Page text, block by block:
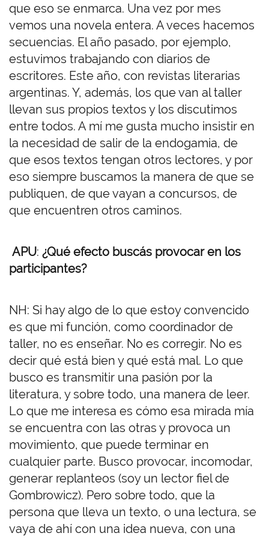
que eso se enmarca. Una vez por mes
vemos una novela entera. A veces hacemos
secuencias. El año pasado, por ejemplo,
estuvimos trabajando con diarios de
escritores. Este año, con revistas literarias
argentinas. Y, además, los que van al taller
llevan sus propios textos y los discutimos
entre todos. A mí me gusta mucho insistir en
la necesidad de salir de la endogamia, de
que esos textos tengan otros lectores, y por
eso siempre buscamos la manera de que se
publiquen, de que vayan a concursos, de
que encuentren otros caminos.
APU: ¿Qué efecto buscás provocar en los
participantes?
NH: Si hay algo de lo que estoy convencido
es que mi función, como coordinador de
taller, no es enseñar. No es corregir. No es
decir qué está bien y qué está mal. Lo que
busco es transmitir una pasión por la
literatura, y sobre todo, una manera de leer.
Lo que me interesa es cómo esa mirada mía
se encuentra con las otras y provoca un
movimiento, que puede terminar en
cualquier parte. Busco provocar, incomodar,
generar replanteos (soy un lector fiel de
Gombrowicz). Pero sobre todo, que la
persona que lleva un texto, o una lectura, se
vaya de ahí con una idea nueva, con una